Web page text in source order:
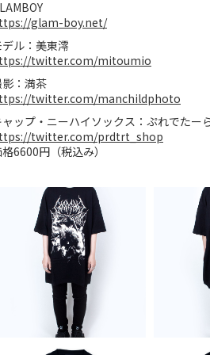
glam-boy.net/
デル：美東澪
twitter.com/mitoumio
：満茶
twitter.com/manchildphoto
ャップ・ニーハイソックス：ぷれでたー
twitter.com/prdtrt_shop
6600円（税込み）